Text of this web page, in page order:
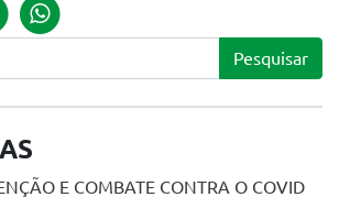
E COMBATE CONTRA O COVID